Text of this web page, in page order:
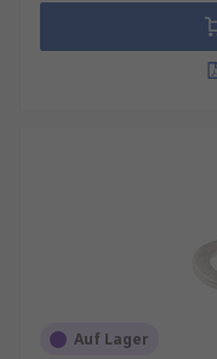
Auf Lager